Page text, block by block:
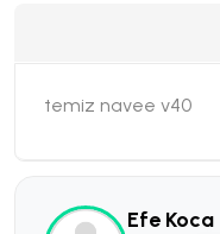
Efe Koca
temiz navee v40